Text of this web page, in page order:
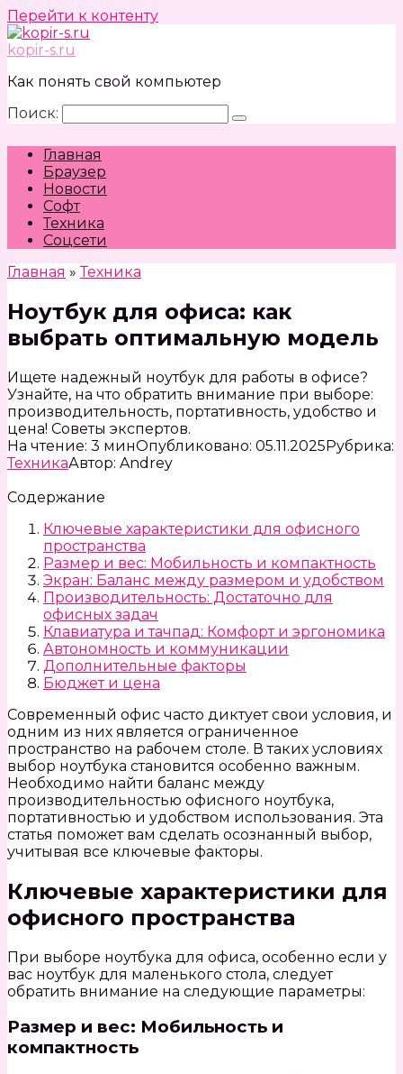
Перейти к контенту
kopir-s.ru
Как понять свой компьютер
Поиск:
Главная
Браузер
Новости
Софт
Техника
Соцсети
Главная » Техника
Ноутбук для офиса: как
выбрать оптимальную модель
Ищете надежный ноутбук для работы в офисе?
Узнайте, на что обратить внимание при выборе:
производительность, портативность, удобство и
цена! Советы экспертов.
На чтение: 3 минОпубликовано: 05.11.2025Рубрика:
ТехникаАвтор: Andrey
Содержание
Ключевые характеристики для офисного
пространства
Размер и вес: Мобильность и компактность
Экран: Баланс между размером и удобством
Производительность: Достаточно для
офисных задач
Клавиатура и тачпад: Комфорт и эргономика
Автономность и коммуникации
Дополнительные факторы
Бюджет и цена
Современный офис часто диктует свои условия, и
одним из них является ограниченное
пространство на рабочем столе. В таких условиях
выбор ноутбука становится особенно важным.
Необходимо найти баланс между
производительностью офисного ноутбука,
портативностью и удобством использования. Эта
статья поможет вам сделать осознанный выбор,
учитывая все ключевые факторы.
Ключевые характеристики для
офисного пространства
При выборе ноутбука для офиса, особенно если у
вас ноутбук для маленького стола, следует
обратить внимание на следующие параметры:
Размер и вес: Мобильность и
компактность